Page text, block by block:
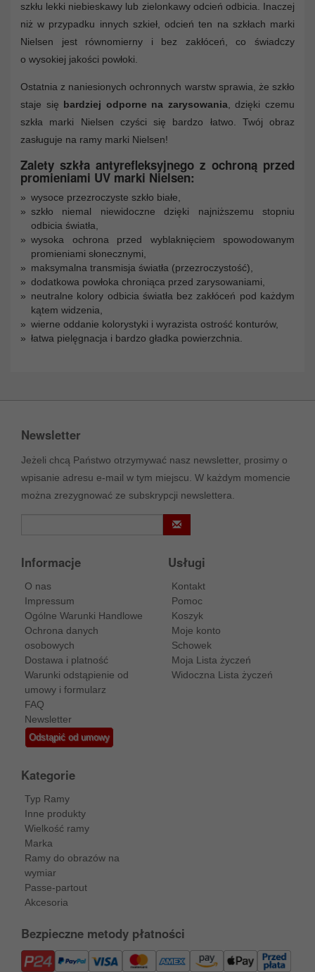
szkłu lekki niebieskawy lub zielonkawy odcień odbicia. Inaczej
niż w przypadku innych szkieł, odcień ten na szkłach marki
Nielsen jest równomierny i bez zakłóceń, co świadczy
o wysokiej jakości powłoki.
Ostatnia z naniesionych ochronnych warstw sprawia, że szkło
staje się bardziej odporne na zarysowania, dzięki czemu
szkła marki Nielsen czyści się bardzo łatwo. Twój obraz
zasługuje na ramy marki Nielsen!
Zalety szkła antyrefleksyjnego z ochroną przed
promieniami UV marki Nielsen:
wysoce przezroczyste szkło białe,
szkło niemal niewidoczne dzięki najniższemu stopniu
odbicia światła,
wysoka ochrona przed wyblaknięciem spowodowanym
promieniami słonecznymi,
maksymalna transmisja światła (przezroczystość),
dodatkowa powłoka chroniąca przed zarysowaniami,
neutralne kolory odbicia światła bez zakłóceń pod każdym
kątem widzenia,
wierne oddanie kolorystyki i wyrazista ostrość konturów,
łatwa pielęgnacja i bardzo gładka powierzchnia.
Newsletter
Jeżeli chcą Państwo otrzymywać nasz newsletter, prosimy o
wpisanie adresu e-mail w tym miejscu. W każdym momencie
można zrezygnować ze subskrypcji newslettera.
Informacje
O nas
Impressum
Ogólne Warunki Handlowe
Ochrona danych
osobowych
Dostawa i platność
Warunki odstąpienie od
umowy i formularz
FAQ
Newsletter
Odstąpić od umowy
Usługi
Kontakt
Pomoc
Koszyk
Moje konto
Schowek
Moja Lista życzeń
Widoczna Lista życzeń
Kategorie
Typ Ramy
Inne produkty
Wielkość ramy
Marka
Ramy do obrazów na
wymiar
Passe-partout
Akcesoria
Bezpieczne metody płatności